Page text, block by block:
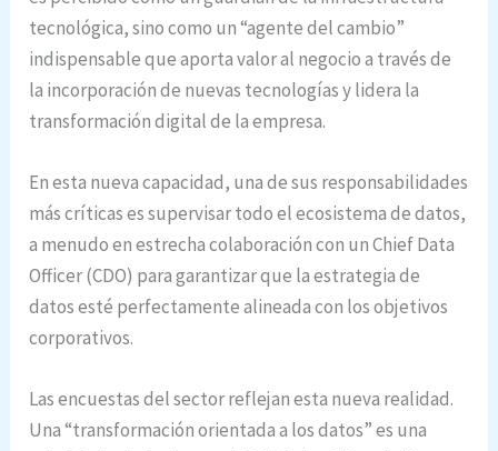
tecnológica, sino como un “agente del cambio”
indispensable que aporta valor al negocio a través de
la incorporación de nuevas tecnologías y lidera la
transformación digital de la empresa.
En esta nueva capacidad, una de sus responsabilidades
más críticas es supervisar todo el ecosistema de datos,
a menudo en estrecha colaboración con un Chief Data
Officer (CDO) para garantizar que la estrategia de
datos esté perfectamente alineada con los objetivos
corporativos.
Las encuestas del sector reflejan esta nueva realidad.
Una “transformación orientada a los datos” es una